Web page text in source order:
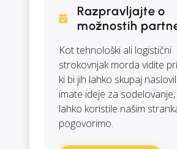
Razpravljajte o
možnostih
Kot tehnološki ali logistični
strokovnjak morda vidite
ki bi jih lahko skupaj
imate ideje za sodelovanje,
lahko koristile našim
pogovorimo.